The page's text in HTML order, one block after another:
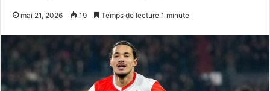
mai 21, 2026 19 Temps de lecture 1 minute